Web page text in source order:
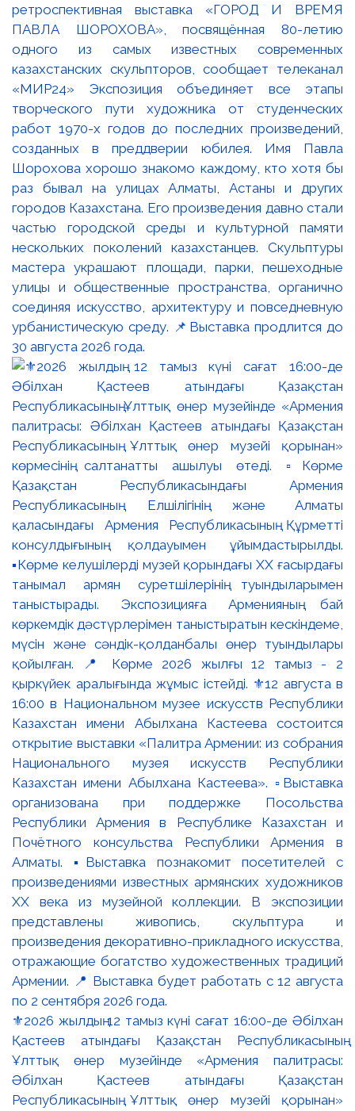
ретроспективная выставка «ГОРОД И ВРЕМЯ
ПАВЛА ШОРОХОВА», посвящённая 80-летию
одного из самых известных современных
казахстанских скульпторов, сообщает телеканал
«МИР24» Экспозиция объединяет все этапы
творческого пути художника от студенческих
работ 1970-х годов до последних произведений,
созданных в преддверии юбилея. Имя Павла
Шорохова хорошо знакомо каждому, кто хотя бы
раз бывал на улицах Алматы, Астаны и других
городов Казахстана. Его произведения давно стали
частью городской среды и культурной памяти
нескольких поколений казахстанцев. Скульптуры
мастера украшают площади, парки, пешеходные
улицы и общественные пространства, органично
соединяя искусство, архитектуру и повседневную
урбанистическую среду. 📌Выставка продлится до
30 августа 2026 года.
⚜️2026 жылдың 12 тамыз күні сағат 16:00-де Әбілхан
Қастеев атындағы Қазақстан Республикасының
Ұлттық өнер музейінде «Армения палитрасы:
Әбілхан Қастеев атындағы Қазақстан
Республикасының Ұлттық өнер музейі қорынан»